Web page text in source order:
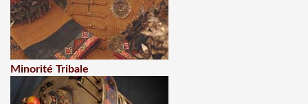
Minorité Tribale